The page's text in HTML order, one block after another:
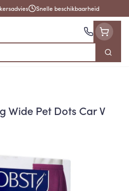
Snelle beschikbaarheid
Zoek
Wide Pet Dots Car V